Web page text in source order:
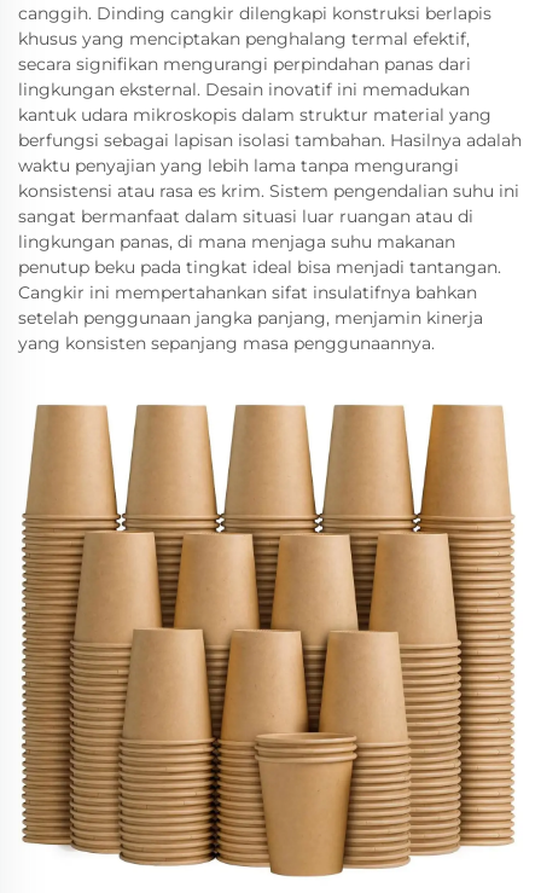
canggih. Dinding cangkir dilengkapi konstruksi berlapis
khusus yang menciptakan penghalang termal efektif,
secara signifikan mengurangi perpindahan panas dari
lingkungan eksternal. Desain inovatif ini memadukan
kantuk udara mikroskopis dalam struktur material yang
berfungsi sebagai lapisan isolasi tambahan. Hasilnya adalah
waktu penyajian yang lebih lama tanpa mengurangi
konsistensi atau rasa es krim. Sistem pengendalian suhu ini
sangat bermanfaat dalam situasi luar ruangan atau di
lingkungan panas, di mana menjaga suhu makanan
penutup beku pada tingkat ideal bisa menjadi tantangan.
Cangkir ini mempertahankan sifat insulatifnya bahkan
setelah penggunaan jangka panjang, menjamin kinerja
yang konsisten sepanjang masa penggunaannya.